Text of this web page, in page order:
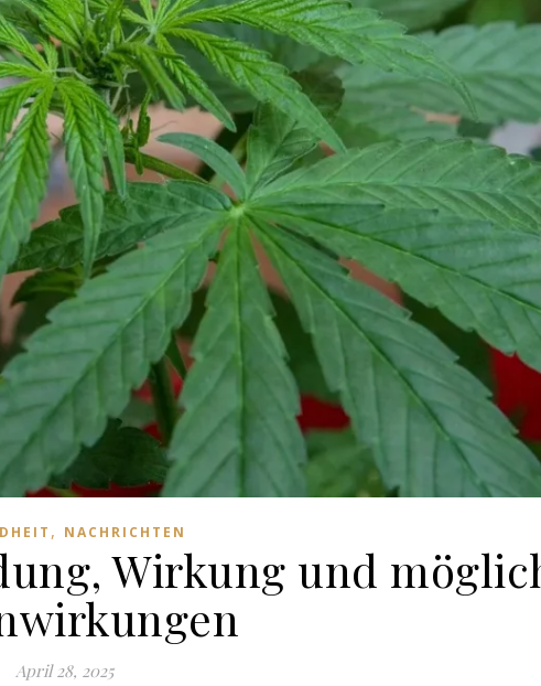
, NACHRICHTEN
Wirkung und
April 28, 2025